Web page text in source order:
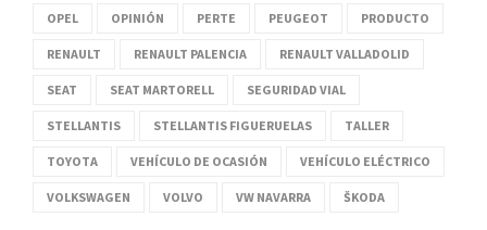
OPEL OPINIÓN PERTE PEUGEOT PRODUCTO
RENAULT RENAULT PALENCIA RENAULT VALLADOLID
SEAT SEAT MARTORELL SEGURIDAD VIAL
STELLANTIS STELLANTIS FIGUERUELAS TALLER
TOYOTA VEHÍCULO DE OCASIÓN VEHÍCULO ELÉCTRICO
VOLKSWAGEN VOLVO VW NAVARRA ŠKODA